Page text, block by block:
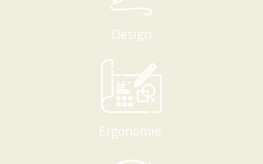
Design
Ergonomie